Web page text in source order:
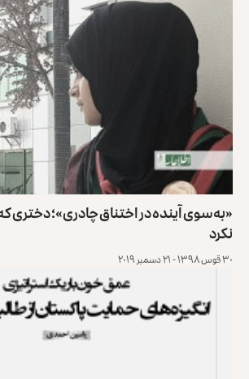
«به‌سوی آینده در اختناق چادری»؛
نکرد
۳۰ قوس ۱۳۹۸ - ۲۱ دسمبر ۲۰۱۹